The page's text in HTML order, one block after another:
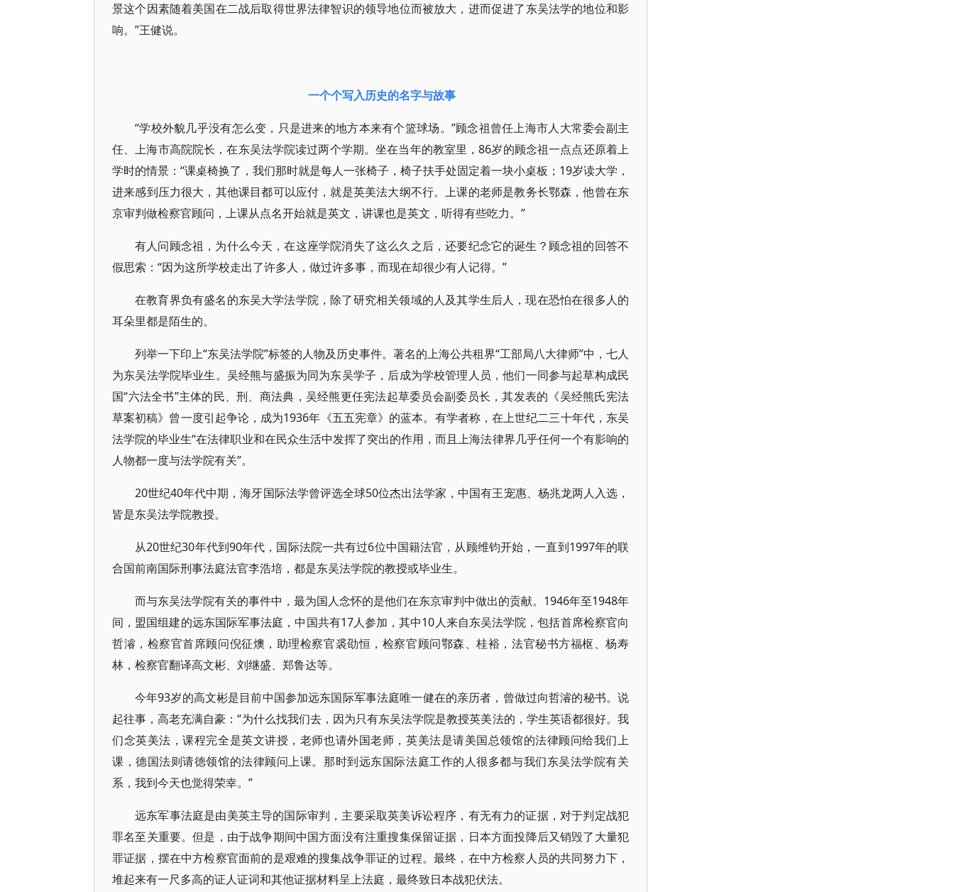
景这个因素随着美国在二战后取得世界法律智识的领导地位而被放大，进而促进了东吴法学的地位和影
响。”王健说。
一个个写入历史的名字与故事
“学校外貌几乎没有怎么变，只是进来的地方本来有个篮球场。”顾念祖曾任上海市人大常委会副主
任、上海市高院院长，在东吴法学院读过两个学期。坐在当年的教室里，86岁的顾念祖一点点还原着上
学时的情景：“课桌椅换了，我们那时就是每人一张椅子，椅子扶手处固定着一块小桌板；19岁读大学，
进来感到压力很大，其他课目都可以应付，就是英美法大纲不行。上课的老师是教务长鄂森，他曾在东
京审判做检察官顾问，上课从点名开始就是英文，讲课也是英文，听得有些吃力。”
有人问顾念祖，为什么今天，在这座学院消失了这么久之后，还要纪念它的诞生？顾念祖的回答不
假思索：“因为这所学校走出了许多人，做过许多事，而现在却很少有人记得。”
在教育界负有盛名的东吴大学法学院，除了研究相关领域的人及其学生后人，现在恐怕在很多人的
耳朵里都是陌生的。
列举一下印上“东吴法学院”标签的人物及历史事件。著名的上海公共租界“工部局八大律师”中，七人
为东吴法学院毕业生。吴经熊与盛振为同为东吴学子，后成为学校管理人员，他们一同参与起草构成民
国“六法全书”主体的民、刑、商法典，吴经熊更任宪法起草委员会副委员长，其发表的《吴经熊氏宪法
草案初稿》曾一度引起争论，成为1936年《五五宪章》的蓝本。有学者称，在上世纪二三十年代，东吴
法学院的毕业生“在法律职业和在民众生活中发挥了突出的作用，而且上海法律界几乎任何一个有影响的
人物都一度与法学院有关”。
20世纪40年代中期，海牙国际法学曾评选全球50位杰出法学家，中国有王宠惠、杨兆龙两人入选，
皆是东吴法学院教授。
从20世纪30年代到90年代，国际法院一共有过6位中国籍法官，从顾维钧开始，一直到1997年的联
合国前南国际刑事法庭法官李浩培，都是东吴法学院的教授或毕业生。
而与东吴法学院有关的事件中，最为国人念怀的是他们在东京审判中做出的贡献。1946年至1948年
间，盟国组建的远东国际军事法庭，中国共有17人参加，其中10人来自东吴法学院，包括首席检察官向
哲濬，检察官首席顾问倪征燠，助理检察官裘劭恒，检察官顾问鄂森、桂裕，法官秘书方福枢、杨寿
林，检察官翻译高文彬、刘继盛、郑鲁达等。
今年93岁的高文彬是目前中国参加远东国际军事法庭唯一健在的亲历者，曾做过向哲濬的秘书。说
起往事，高老充满自豪：“为什么找我们去，因为只有东吴法学院是教授英美法的，学生英语都很好。我
们念英美法，课程完全是英文讲授，老师也请外国老师，英美法是请美国总领馆的法律顾问给我们上
课，德国法则请徳领馆的法律顾问上课。那时到远东国际法庭工作的人很多都与我们东吴法学院有关
系，我到今天也觉得荣幸。”
远东军事法庭是由美英主导的国际审判，主要采取英美诉讼程序，有无有力的证据，对于判定战犯
罪名至关重要。但是，由于战争期间中国方面没有注重搜集保留证据，日本方面投降后又销毁了大量犯
罪证据，摆在中方检察官面前的是艰难的搜集战争罪证的过程。最终，在中方检察人员的共同努力下，
堆起来有一尺多高的证人证词和其他证据材料呈上法庭，最终致日本战犯伏法。